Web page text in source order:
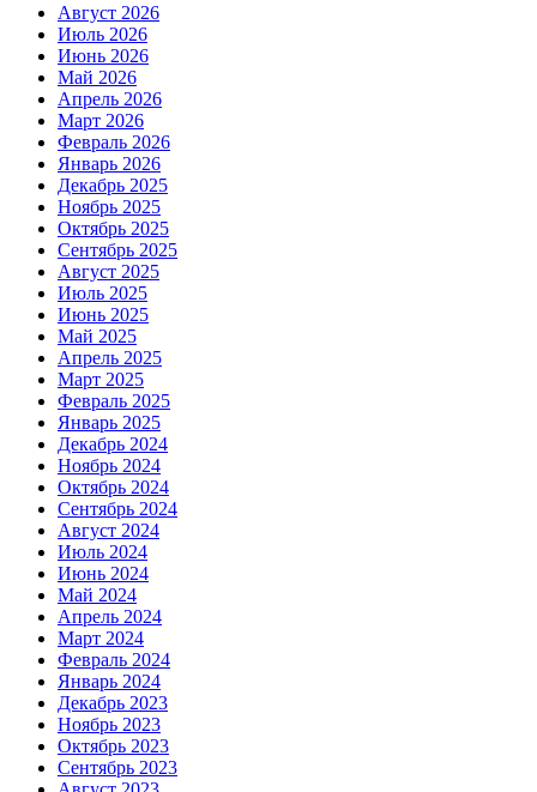
Август 2026
Июль 2026
Июнь 2026
Май 2026
Апрель 2026
Март 2026
Февраль 2026
Январь 2026
Декабрь 2025
Ноябрь 2025
Октябрь 2025
Сентябрь 2025
Август 2025
Июль 2025
Июнь 2025
Май 2025
Апрель 2025
Март 2025
Февраль 2025
Январь 2025
Декабрь 2024
Ноябрь 2024
Октябрь 2024
Сентябрь 2024
Август 2024
Июль 2024
Июнь 2024
Май 2024
Апрель 2024
Март 2024
Февраль 2024
Январь 2024
Декабрь 2023
Ноябрь 2023
Октябрь 2023
Сентябрь 2023